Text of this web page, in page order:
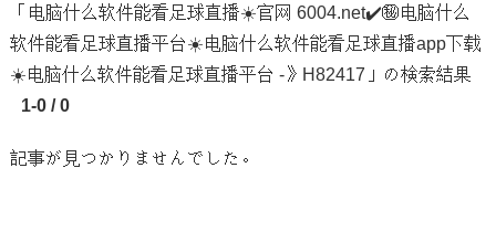
「电脑什么软件能看足球直播☀️官网 6004.net✔️㊙️️电脑什么
软件能看足球直播平台☀️电脑什么软件能看足球直播app下载
☀️电脑什么软件能看足球直播平台 -》H82417」の検索結果
1-0 / 0
記事が見つかりませんでした。